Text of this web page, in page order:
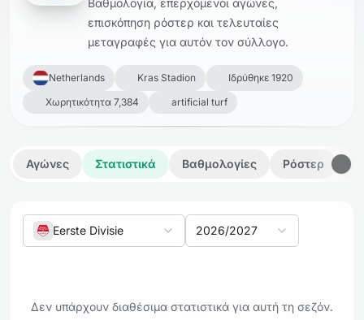
Βαθμολογία, επερχόμενοι αγώνες,
επισκόπηση ρόστερ και τελευταίες
μεταγραφές για αυτόν τον σύλλογο.
Netherlands Kras Stadion
Ιδρύθηκε 1920
Χωρητικότητα 7,384
artificial turf
Αγώνες Στατιστικά Βαθμολογίες Ρόστερ
Eerste Divisie 2026/2027
Δεν υπάρχουν διαθέσιμα στατιστικά για αυτή τη σεζόν.